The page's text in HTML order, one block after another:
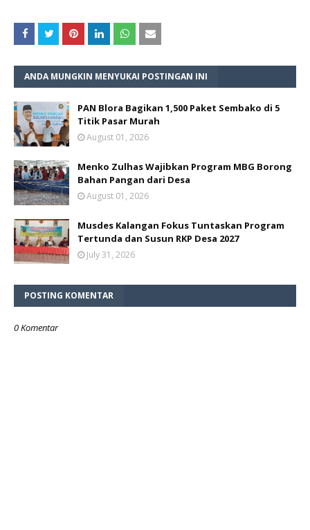
ANDA MUNGKIN MENYUKAI POSTINGAN INI
PAN Blora Bagikan 1,500 Paket Sembako di 5
Titik Pasar Murah
August 01, 2026
Menko Zulhas Wajibkan Program MBG Borong
Bahan Pangan dari Desa
August 01, 2026
Musdes Kalangan Fokus Tuntaskan Program
Tertunda dan Susun RKP Desa 2027
July 31, 2026
POSTING KOMENTAR
0 Komentar